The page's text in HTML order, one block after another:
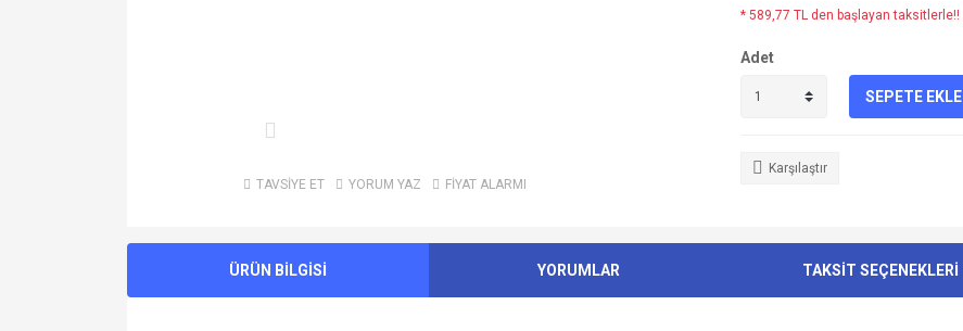
TAVSİYE ET YORUM YAZ FİYAT ALARMI
* 589,77 TL den başlayan taksitlerle!!
Adet
SEPETE EKLE
Karşılaştır
ÜRÜN BİLGİSİ YORUMLAR TAKSİT SEÇENEKLERİ